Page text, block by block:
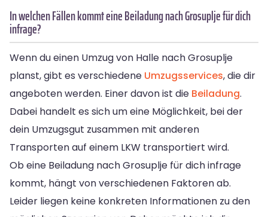
In welchen Fällen kommt eine Beiladung nach Grosuplje für dich
infrage?
Wenn du einen Umzug von Halle nach Grosuplje
planst, gibt es verschiedene Umzugsservices, die dir
angeboten werden. Einer davon ist die Beiladung.
Dabei handelt es sich um eine Möglichkeit, bei der
dein Umzugsgut zusammen mit anderen
Transporten auf einem LKW transportiert wird.
Ob eine Beiladung nach Grosuplje für dich infrage
kommt, hängt von verschiedenen Faktoren ab.
Leider liegen keine konkreten Informationen zu den